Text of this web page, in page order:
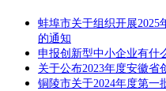
蚌埠市关于组织开展2025
的通知
申报创新型中小企业有什
关于公布2023年度安徽省
铜陵市关于2024年度第一